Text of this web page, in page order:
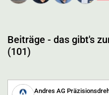
Beiträge - das gibt's
(101)
Andres AG